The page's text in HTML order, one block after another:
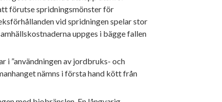
förutse spridningsmönster för
vid spridningen spelar stor
uppges i bägge fallen
i ”användningen av jordbruks- och
nämns i första hand kött från